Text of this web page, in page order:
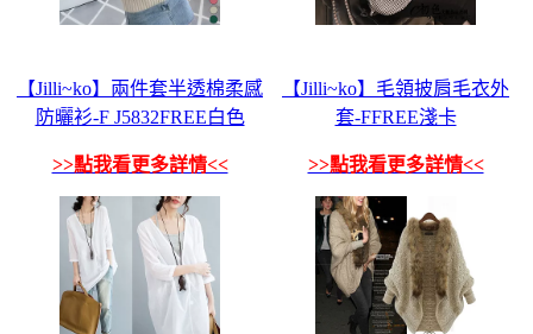
【Jilli~ko】兩件套半透棉柔感
防曬衫-F J5832FREE白色
>>點我看更多詳情<<
【Jilli~ko】毛領披肩毛衣外
套-FFREE淺卡
>>點我看更多詳情<<